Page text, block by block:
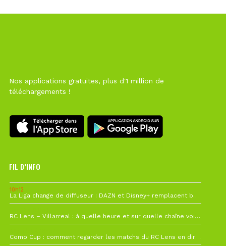
Nos applications gratuites, plus d'1 million de
téléchargements !
FIL D’INFO
10h12
La Liga change de diffuseur : DAZN et Disney+ remplacent beIN Sports !
RC Lens – Villarreal : à quelle heure et sur quelle chaîne voir la finale de la Como Cup ?
Como Cup : comment regarder les matchs du RC Lens en direct ?